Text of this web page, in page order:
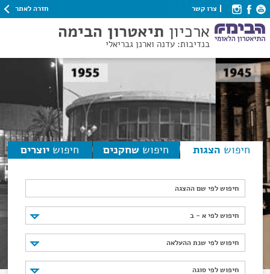
צרו קשר חזרה לאתר
ארכיון תיאטרון הבימה
בנדיבות: עדנה וארנן גבריאלי
חיפוש הצגות חיפוש שחקנים חיפוש יוצרים
חיפוש לפי שם ההצגה
חיפוש לפי א - ב
חיפוש לפי א - ב
חיפוש לפי שנת ההעלאה
חיפוש לפי שנת ההעלאה
חיפוש לפי סוגה
חיפוש לפי סוגה